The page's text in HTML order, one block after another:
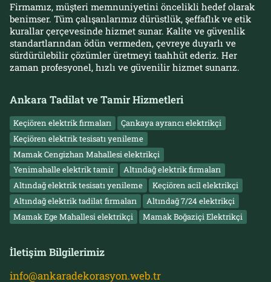
Firmamız, müşteri memnuniyetini öncelikli hedef olarak
benimser. Tüm çalışanlarımız dürüstlük, şeffaflık ve etik
kurallar çerçevesinde hizmet sunar. Kalite ve güvenlik
standartlarından ödün vermeden, çevreye duyarlı ve
sürdürülebilir çözümler üretmeyi taahhüt ederiz. Her
zaman profesyonel, hızlı ve güvenilir hizmet sunarız.
Ankara Tadilat ve Tamir Hizmetleri
Keçiören elektrik firmaları
Çankaya ayrancı elektrikçi
Keçiören elektrik tesisatı yenileme
Mamak Cengizhan Mahallesi elektrikçi
Yenimahalle elektrik tamir
Altındağ elektrik firmaları
Altındağ elektrik tesisatı yenileme
Keçiören acil elektrikçi
Altındağ elektrik tadilat firmaları
Altındağ 7/24 elektrikçi
Mamak Ege Mahallesi elektrikçi
Mamak Boğaziçi Elektrikçi
İletişim Bilgilerimiz
info@ankaradekorasyon.web.tr